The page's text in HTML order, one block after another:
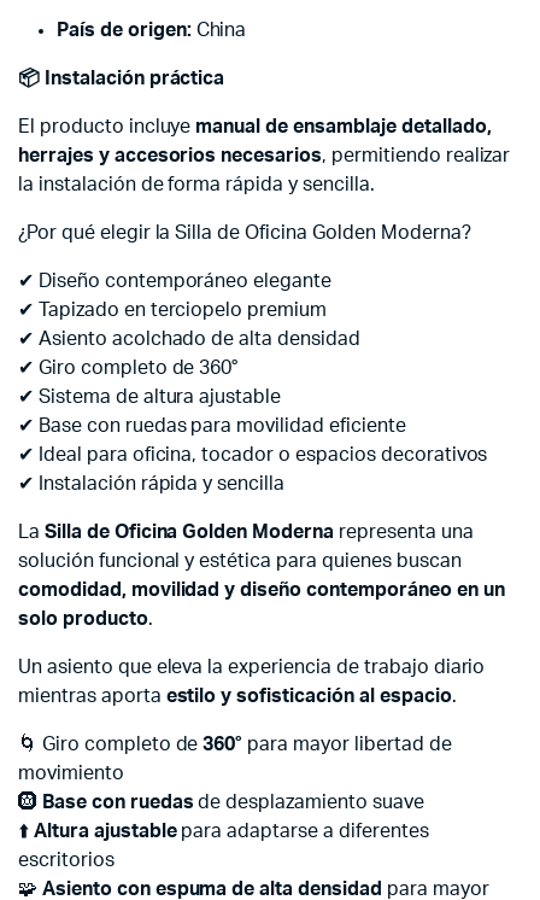
País de origen:China
📦 Instalación práctica
El producto incluye manual de ensamblaje detallado,
herrajes y accesorios necesarios, permitiendo realizar
la instalación de forma rápida y sencilla.
¿Por qué elegir la Silla de Oficina Golden Moderna?
✔ Diseño contemporáneo elegante
✔ Tapizado en terciopelo premium
✔ Asiento acolchado de alta densidad
✔ Giro completo de 360°
✔ Sistema de altura ajustable
✔ Base con ruedas para movilidad eficiente
✔ Ideal para oficina, tocador o espacios decorativos
✔ Instalación rápida y sencilla
La Silla de Oficina Golden Moderna representa una
solución funcional y estética para quienes buscan
comodidad, movilidad y diseño contemporáneo en un
solo producto.
Un asiento que eleva la experiencia de trabajo diario
mientras aporta estilo y sofisticación al espacio.
🌀 Giro completo de360° para mayor libertad de
movimiento
🛞 Base con ruedas de desplazamiento suave
⬆️ Altura ajustablepara adaptarse a diferentes
escritorios
🧩 Asiento con espuma de alta densidad para mayor